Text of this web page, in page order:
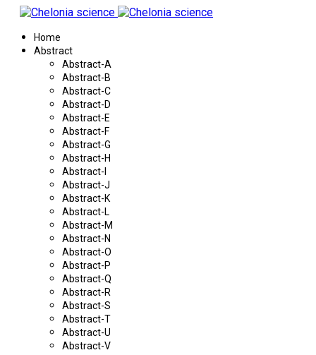
Home
Abstract
Abstract-A
Abstract-B
Abstract-C
Abstract-D
Abstract-E
Abstract-F
Abstract-G
Abstract-H
Abstract-I
Abstract-J
Abstract-K
Abstract-L
Abstract-M
Abstract-N
Abstract-O
Abstract-P
Abstract-Q
Abstract-R
Abstract-S
Abstract-T
Abstract-U
Abstract-V